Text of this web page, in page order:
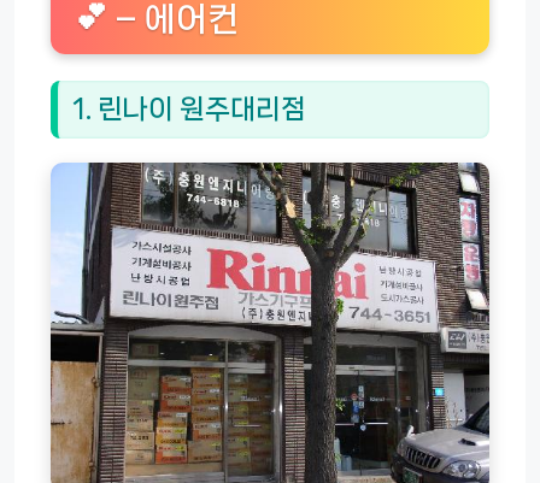
💕 – 에어컨
1. 린나이 원주대리점